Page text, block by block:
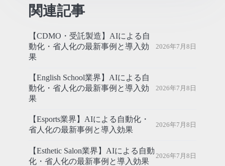
関連記事
【CDMO・受託製造】AIによる自
動化・省人化の最新事例と導入効
果
2026年7月8日
【English School業界】AIによる自
動化・省人化の最新事例と導入効
果
2026年7月8日
【Esports業界】AIによる自動化・
省人化の最新事例と導入効果
2026年7月8日
【Esthetic Salon業界】AIによる自動
化・省人化の最新事例と導入効果
2026年7月8日